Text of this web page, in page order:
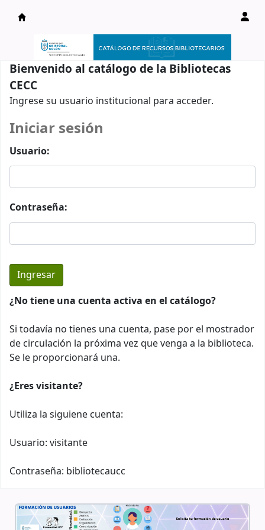
Catálogo en línea
Bienvenido al catálogo de la Bibliotecas
CECC
Ingrese su usuario institucional para acceder.
Iniciar sesión
Usuario:
Contraseña:
¿No tiene una cuenta activa en el catálogo?
Si todavía no tienes una cuenta, pase por el mostrador
de circulación la próxima vez que venga a la biblioteca.
Se le proporcionará una.
¿Eres visitante?
Utiliza la siguiene cuenta:
Usuario: visitante
Contraseña: bibliotecaucc